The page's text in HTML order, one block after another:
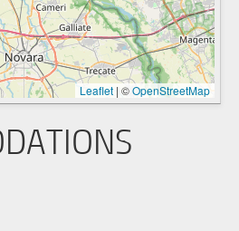
Leaflet | ©OpenStreetMap